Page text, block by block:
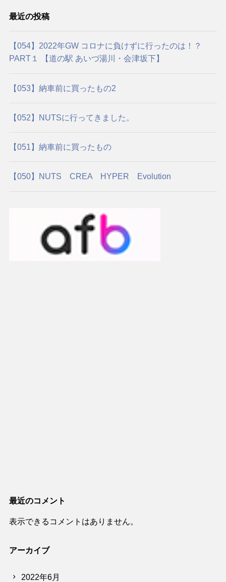
最近の投稿
【054】2022年GW コロナに負けずに行ったのは！？
PART１ 【道の駅 あいづ湯川・会津坂下】
【053】納車前に買ったもの2
【052】NUTSに行ってきました。
【051】納車前に買ったもの
【050】NUTS CREA HYPER Evolution
最近のコメント
表示できるコメントはありません。
アーカイブ
2022年6月